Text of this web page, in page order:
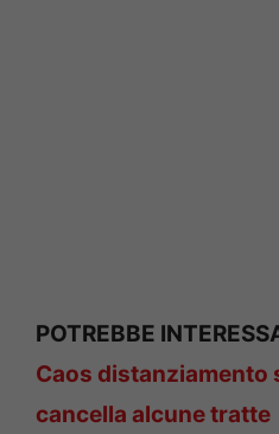
POTREBBE
Caos distanziamento
cancella alcune tratte